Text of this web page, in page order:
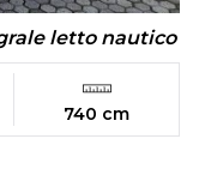
letto nautico
740 cm